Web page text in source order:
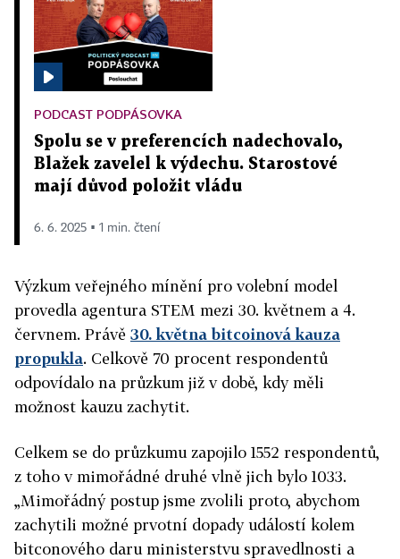
PODCAST PODPÁSOVKA
Spolu se v preferencích nadechovalo,
Blažek zavelel k výdechu. Starostové
mají důvod položit vládu
6. 6. 2025 ▪ 1 min. čtení
Výzkum veřejného mínění pro volební model
provedla agentura STEM mezi 30. květnem a 4.
červnem. Právě 30. května bitcoinová kauza
propukla. Celkově 70 procent respondentů
odpovídalo na průzkum již v době, kdy měli
možnost kauzu zachytit.
Celkem se do průzkumu zapojilo 1552 respondentů,
z toho v mimořádné druhé vlně jich bylo 1033.
„Mimořádný postup jsme zvolili proto, abychom
zachytili možné prvotní dopady událostí kolem
bitconového daru ministerstvu spravedlnosti a